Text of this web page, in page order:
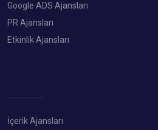
Google ADS Ajansları
PR Ajansları
Etkinlik Ajansları
İçerik Ajansları